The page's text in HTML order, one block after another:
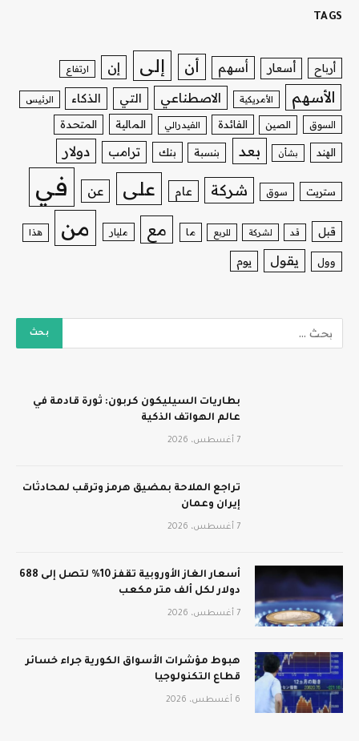
TAGS
أرباح أسعار أسهم أن إلى إن ارتفاع
الأسهم الأمريكية الاصطناعي التي الذكاء الرئيس
السوق الصين الفائدة الفيدرالي المالية المتحدة
الهند بشأن بعد بنسبة بنك ترامب دولار
ستريت سوق شركة عام على عن في
قبل قد لشركة للربع ما مع مليار من هذا
وول يقول يوم
بطاريات السيليكون كربون: ثورة قادمة في
عالم الهواتف الذكية
7 أغسطس، 2026
تراجع الملاحة بمضيق هرمز وترقب لمحادثات
إيران وعمان
7 أغسطس، 2026
أسعار الغاز الأوروبية تقفز 10% لتصل إلى 688
دولار لكل ألف متر مكعب
7 أغسطس، 2026
هبوط مؤشرات الأسواق الكورية جراء خسائر
قطاع التكنولوجيا
6 أغسطس، 2026